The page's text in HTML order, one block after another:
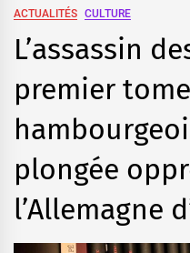
ACTUALITÉS CULTURE
L’assassin
premier
plongée
l’Allemagne